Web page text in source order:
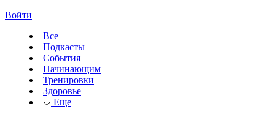
Войти
Все
Подкасты
События
Начинающим
Тренировки
Здоровье
Еще